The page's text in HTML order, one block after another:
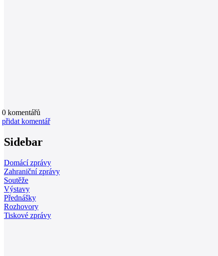
0 komentářů
přidat komentář
Sidebar
Domácí zprávy
Zahraniční zprávy
Soutěže
Výstavy
Přednášky
Rozhovory
Tiskové zprávy